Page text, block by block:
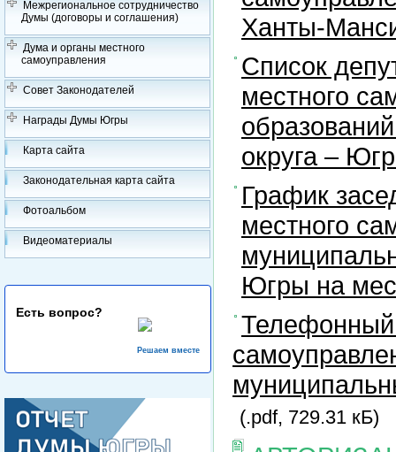
Межрегиональное сотрудничество
Думы (договоры и соглашения)
Дума и органы местного
самоуправления
Совет Законодателей
Награды Думы Югры
Карта сайта
Законодательная карта сайта
Фотоальбом
Видеоматериалы
Есть вопрос?
Решаем вместе
Ханты-
Список
местного
округа –
График
местного
Югры на
Телефонный
(.pdf, 729.31 кБ)